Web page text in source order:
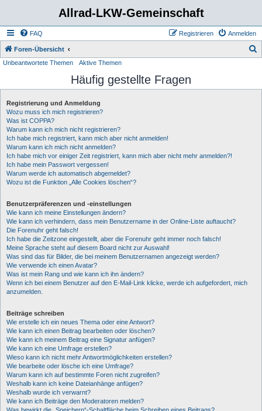
Allrad-LKW-Gemeinschaft
FAQ Anmelden
Registrieren
Foren-Übersicht
h
Unbeantwortete Themen Aktive Themen
Häufig gestellte Fragen
Registrierung und Anmeldung
Wozu muss ich mich registrieren?
Was ist COPPA?
Warum kann ich mich nicht registrieren?
Ich habe mich registriert, kann mich aber nicht anmelden!
Warum kann ich mich nicht anmelden?
Ich habe mich vor einiger Zeit registriert, kann mich aber nicht mehr anmelden?!
Ich habe mein Passwort vergessen!
Warum werde ich automatisch abgemeldet?
Wozu ist die Funktion „Alle Cookies löschen“?
Benutzerpräferenzen und -einstellungen
Wie kann ich meine Einstellungen ändern?
Wie kann ich verhindern, dass mein Benutzername in der Online-Liste auftaucht?
Die Forenuhr geht falsch!
Ich habe die Zeitzone eingestellt, aber die Forenuhr geht immer noch falsch!
Meine Sprache steht auf diesem Board nicht zur Auswahl!
Was sind das für Bilder, die bei meinem Benutzernamen angezeigt werden?
Wie verwende ich einen Avatar?
Was ist mein Rang und wie kann ich ihn ändern?
Wenn ich bei einem Benutzer auf den E-Mail-Link klicke, werde ich aufgefordert, mich
anzumelden.
Beiträge schreiben
Wie erstelle ich ein neues Thema oder eine Antwort?
Wie kann ich einen Beitrag bearbeiten oder löschen?
Wie kann ich meinem Beitrag eine Signatur anfügen?
Wie kann ich eine Umfrage erstellen?
Wieso kann ich nicht mehr Antwortmöglichkeiten erstellen?
Wie bearbeite oder lösche ich eine Umfrage?
Warum kann ich auf bestimmte Foren nicht zugreifen?
Weshalb kann ich keine Dateianhänge anfügen?
Weshalb wurde ich verwarnt?
Wie kann ich Beiträge den Moderatoren melden?